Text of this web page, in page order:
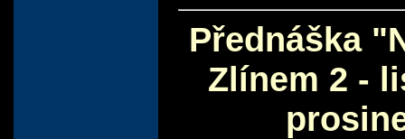
Přednáška
Zlínem 2 -